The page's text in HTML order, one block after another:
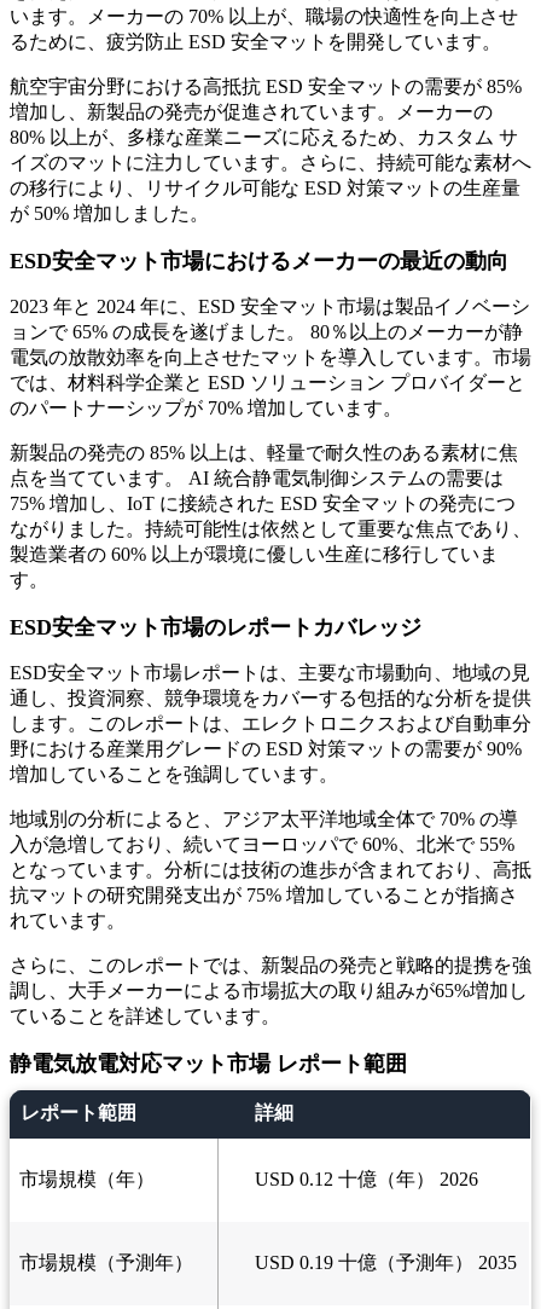
います。メーカーの 70% 以上が、職場の快適性を向上させ
るために、疲労防止 ESD 安全マットを開発しています。
航空宇宙分野における高抵抗 ESD 安全マットの需要が 85%
増加し、新製品の発売が促進されています。メーカーの
80% 以上が、多様な産業ニーズに応えるため、カスタム サ
イズのマットに注力しています。さらに、持続可能な素材へ
の移行により、リサイクル可能な ESD 対策マットの生産量
が 50% 増加しました。
ESD安全マット市場におけるメーカーの最近の動向
2023 年と 2024 年に、ESD 安全マット市場は製品イノベーシ
ョンで 65% の成長を遂げました。 80％以上のメーカーが静
電気の放散効率を向上させたマットを導入しています。市場
では、材料科学企業と ESD ソリューション プロバイダーと
のパートナーシップが 70% 増加しています。
新製品の発売の 85% 以上は、軽量で耐久性のある素材に焦
点を当てています。 AI 統合静電気制御システムの需要は
75% 増加し、IoT に接続された ESD 安全マットの発売につ
ながりました。持続可能性は依然として重要な焦点であり、
製造業者の 60% 以上が環境に優しい生産に移行していま
す。
ESD安全マット市場のレポートカバレッジ
ESD安全マット市場レポートは、主要な市場動向、地域の見
通し、投資洞察、競争環境をカバーする包括的な分析を提供
します。このレポートは、エレクトロニクスおよび自動車分
野における産業用グレードの ESD 対策マットの需要が 90%
増加していることを強調しています。
地域別の分析によると、アジア太平洋地域全体で 70% の導
入が急増しており、続いてヨーロッパで 60%、北米で 55%
となっています。分析には技術の進歩が含まれており、高抵
抗マットの研究開発支出が 75% 増加していることが指摘さ
れています。
さらに、このレポートでは、新製品の発売と戦略的提携を強
調し、大手メーカーによる市場拡大の取り組みが65%増加し
ていることを詳述しています。
静電気放電対応マット市場 レポート範囲
レポート範囲 詳細
市場規模（年） USD 0.12 十億（年） 2026
市場規模（予測年） USD 0.19 十億（予測年） 2035